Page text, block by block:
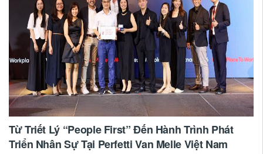
Từ Triết Lý “People First” Đến Hành Trình Phát
Triển Nhân Sự Tại Perfetti Van Melle Việt Nam